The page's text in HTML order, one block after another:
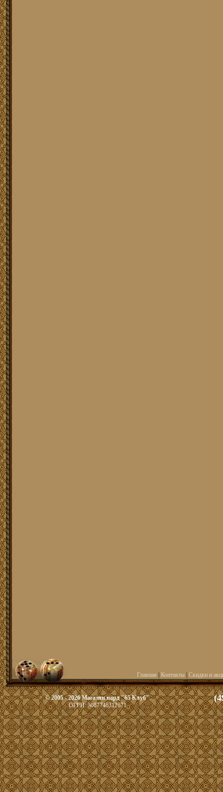
Главная Контакты| Скидки и
© 2005 - 2026 Магазин нард "65 Клуб"
ОГРН: 5087746312671